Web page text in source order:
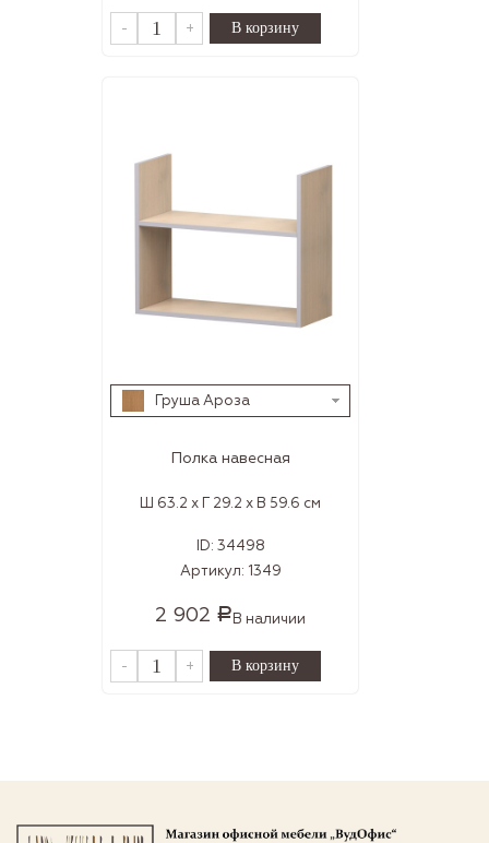
- +
Груша Ароза
Полка навесная
Ш 63.2 x Г 29.2 x В 59.6 см
ID: 34498
Артикул: 1349
2 902 РВ наличии
- +